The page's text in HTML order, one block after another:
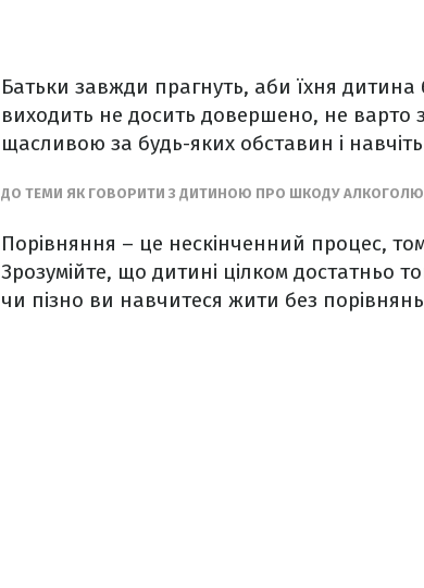
Батьки завжди прагнуть, аби їхня
виходить не досить довершено, не варто
щасливою за будь-яких обставин і
ДО ТЕМИ ЯК ГОВОРИТИ З ДИТИНОЮ ПРО ШКОДУ АЛКОГОЛЮ:
Порівняння – це нескінченний процес,
Зрозумійте, що дитині цілком достатньо
чи пізно ви навчитеся жити без